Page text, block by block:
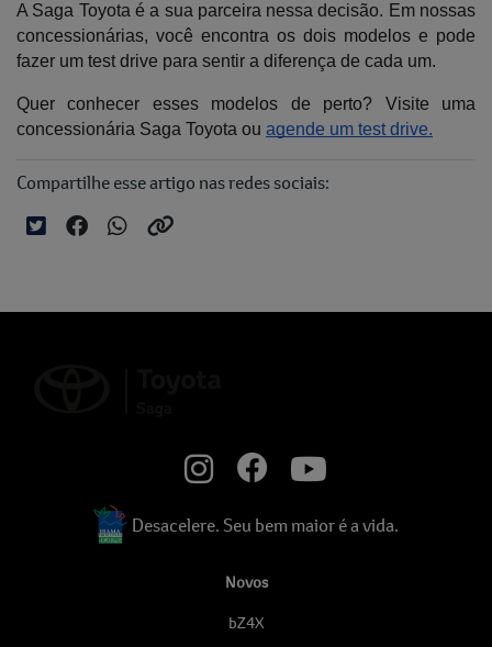
A Saga Toyota é a sua parceira nessa decisão. Em nossas
concessionárias, você encontra os dois modelos e pode
fazer um test drive para sentir a diferença de cada um.
Quer conhecer esses modelos de perto? Visite uma
concessionária Saga Toyota ou agende um test drive.
Compartilhe esse artigo nas redes sociais:
Desacelere. Seu bem maior é a vida.
Novos
bZ4X